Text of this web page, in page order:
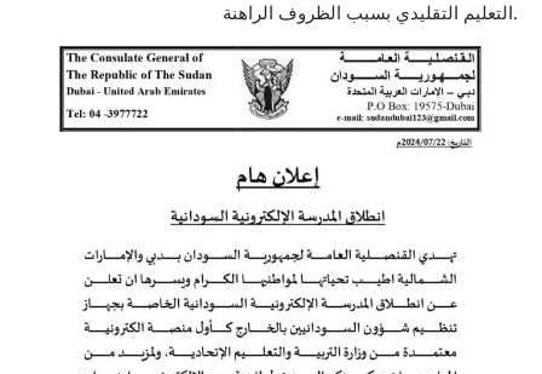
التعليم التقليدي بسبب الظروف الراهنة.